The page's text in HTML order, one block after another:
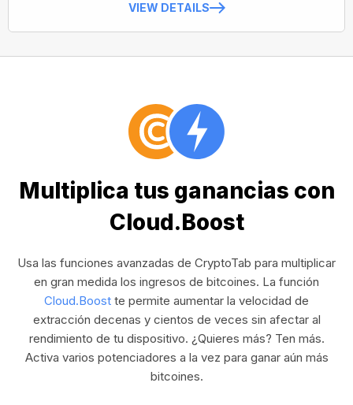
VIEW DETAILS
Multiplica tus ganancias con
Cloud.Boost
Usa las funciones avanzadas de CryptoTab para multiplicar
en gran medida los ingresos de bitcoines. La función
Cloud.Boost te permite aumentar la velocidad de
extracción decenas y cientos de veces sin afectar al
rendimiento de tu dispositivo. ¿Quieres más? Ten más.
Activa varios potenciadores a la vez para ganar aún más
bitcoines.